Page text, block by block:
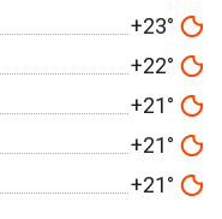
+23°
+22°
+21°
+21°
+21°